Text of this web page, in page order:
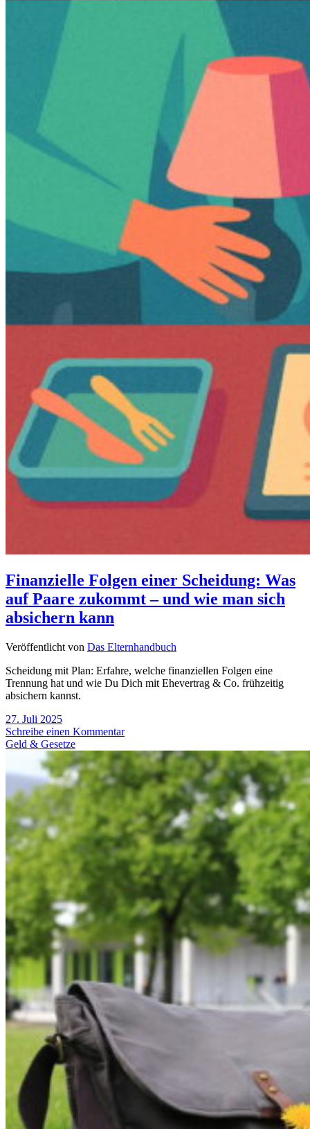
Finanzielle Folgen einer Scheidung: Was
auf Paare zukommt – und wie man sich
absichern kann
Veröffentlicht von Das Elternhandbuch
Scheidung mit Plan: Erfahre, welche finanziellen Folgen eine
Trennung hat und wie Du Dich mit Ehevertrag & Co. frühzeitig
absichern kannst.
27. Juli 2025
Schreibe einen Kommentar
Geld & Gesetze